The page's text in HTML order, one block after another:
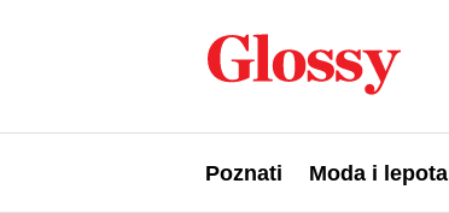
Poznati Moda i lepota